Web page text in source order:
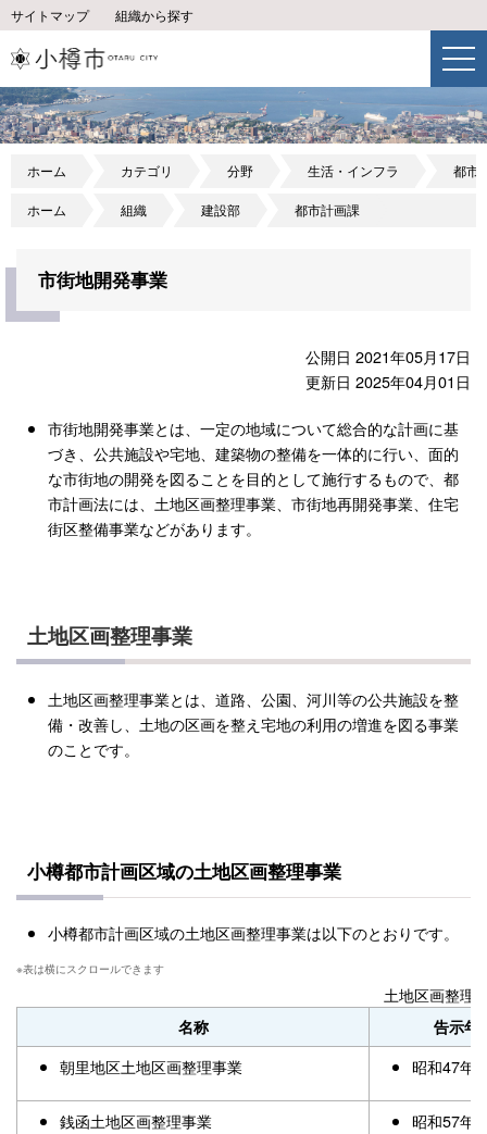
サイトマップ 組織から探す
ホーム カテゴリ 分野 生活・インフラ 都市
ホーム 組織 建設部 都市計画課
市街地開発事業
公開日 2021年05月17日
更新日 2025年04月01日
市街地開発事業とは、一定の地域について総合的な計画に基
づき、公共施設や宅地、建築物の整備を一体的に行い、面的
な市街地の開発を図ることを目的として施行するもので、都
市計画法には、土地区画整理事業、市街地再開発事業、住宅
街区整備事業などがあります。
土地区画整理事業
土地区画整理事業とは、道路、公園、河川等の公共施設を整
備・改善し、土地の区画を整え宅地の利用の増進を図る事業
のことです。
小樽都市計画区域の土地区画整理事業
小樽都市計画区域の土地区画整理事業は以下のとおりです。
土地区画整理
名称 告示年
朝里地区土地区画整理事業 昭和47年
銭函土地区画整理事業 昭和57年